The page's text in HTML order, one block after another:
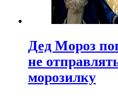
Дед Мороз
не
морозилку